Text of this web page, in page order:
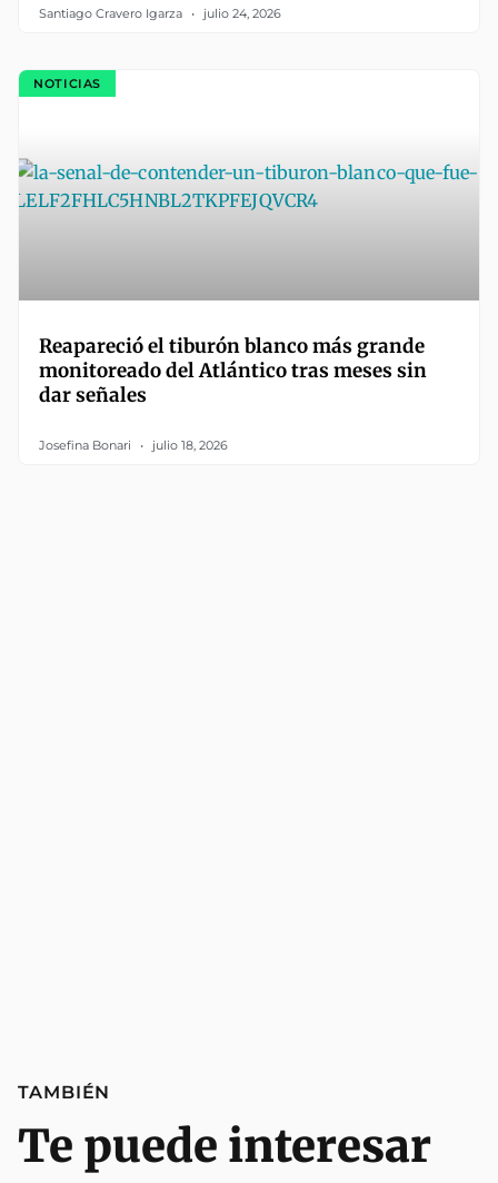
Santiago Cravero Igarza julio 24, 2026
NOTICIAS
Reapareció el tiburón blanco más grande
monitoreado del Atlántico tras meses sin
dar señales
Josefina Bonari julio 18, 2026
TAMBIÉN
Te puede interesar